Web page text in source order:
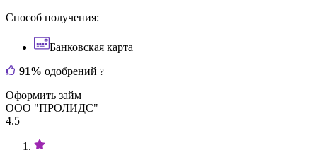
Способ получения:
Банковская карта
91% одобрений ?
Оформить займ
ООО "ПРОЛИДС"
4.5